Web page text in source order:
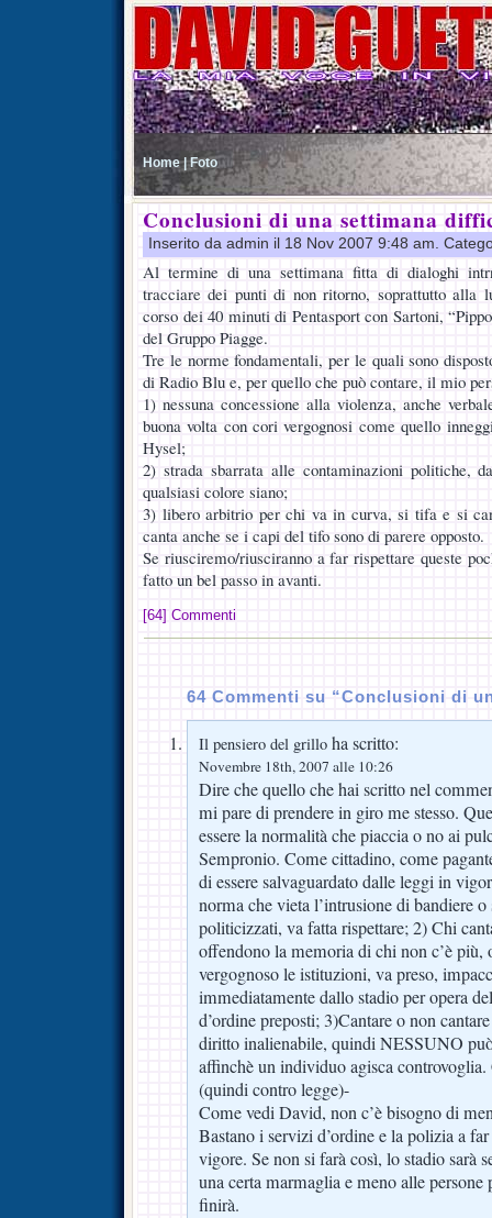
Home | Foto
Conclusioni di una settimana
Inserito da admin il 18 Nov 2007 9:48 am.
Al termine di una settimana fitta di dialoghi
tracciare dei punti di non ritorno, soprattutto alla
corso dei 40 minuti di Pentasport con Sartoni,
del Gruppo Piagge.
Tre le norme fondamentali, per le quali sono
di Radio Blu e, per quello che può contare, il mio
1) nessuna concessione alla violenza, anche
buona volta con cori vergognosi come quello
Hysel;
2) strada sbarrata alle contaminazioni politiche,
qualsiasi colore siano;
3) libero arbitrio per chi va in curva, si tifa e si
canta anche se i capi del tifo sono di parere opposto.
Se riusciremo/riusciranno a far rispettare queste
fatto un bel passo in avanti.
[64] Commenti
64 Commenti su “Conclusioni di
Il pensiero del grillo ha scritto:
Novembre 18th, 2007 alle 10:26
Dire che quello che hai scritto nel
mi pare di prendere in giro me stesso.
essere la normalità che piaccia o no ai
Sempronio. Come cittadino, come
di essere salvaguardato dalle leggi in
norma che vieta l’intrusione di bandiere
politicizzati, va fatta rispettare; 2) Chi
offendono la memoria di chi non c’è
vergognoso le istituzioni, va preso,
immediatamente dallo stadio per opera
d’ordine preposti; 3)Cantare o non
diritto inalienabile, quindi NESSUNO
affinchè un individuo agisca
(quindi contro legge)-
Come vedi David, non c’è bisogno di
Bastano i servizi d’ordine e la polizia a
vigore. Se non si farà così, lo stadio sarà
una certa marmaglia e meno alle persone
finirà.